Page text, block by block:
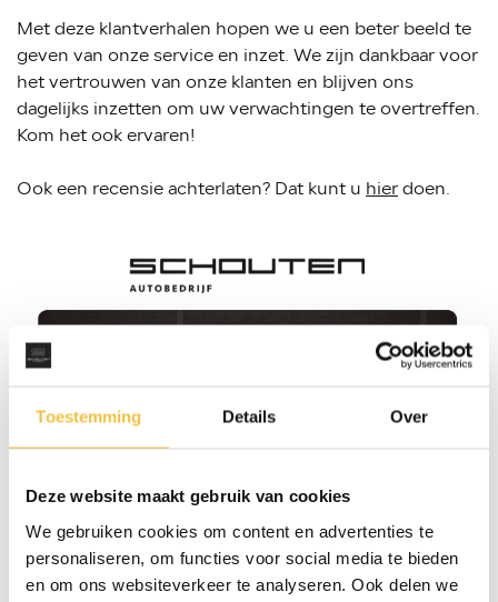
Toestemming Details Over
Deze website maakt gebruik van cookies
We gebruiken cookies om content en advertenties te
personaliseren, om functies voor social media te bieden
en om ons websiteverkeer te analyseren. Ook delen we
Met deze klantverhalen hopen we u een beter beeld te
geven van onze service en inzet. We zijn dankbaar voor
het vertrouwen van onze klanten en blijven ons
dagelijks inzetten om uw verwachtingen te overtreffen.
Kom het ook ervaren!
Ook een recensie achterlaten? Dat kunt u hier doen.
Autobedrijf Schouten
Werkplaats: (0341) 56 1020
Openingstijden showroom